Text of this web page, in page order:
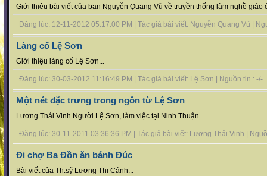
Giới thiệu bài viết của bạn Nguyễn Quang Vũ về truyền thống làm nghề giáo
Đăng lúc: 12-11-2012 05:17:00 PM | Tác giả bài viết: Nguyễn Quang Vũ |
Làng cổ Lệ Sơn
Giới thiệu làng cổ Lệ Sơn...
Đăng lúc: 30-03-2012 11:16:49 PM | Tác giả bài viết: Lệ Sơn | Nguồn tin : -/-
Một nét đặc trưng trong ngôn từ Lệ Sơn
Lương Thái Vinh Người Lệ Sơn, làm việc tại Ninh Thuận...
Đăng lúc: 30-11-2011 03:36:36 PM | Tác giả bài viết: Lương Thái Vinh |
Đi chợ Ba Đồn ăn bánh Đúc
Bài viết của Th.sỹ Lương Thị Cảnh...